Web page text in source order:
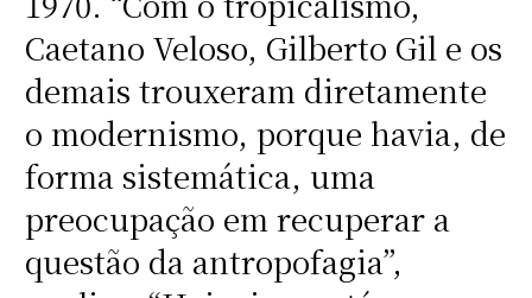
Caetano Veloso, Gilberto Gil e os
demais trouxeram diretamente
o modernismo, porque havia, de
forma sistemática, uma
preocupação em recuperar a
questão da antropofagia”,